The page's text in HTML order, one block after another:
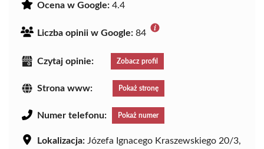
Ocena w Google: 4.4
Liczba opinii w Google: 84
Czytaj opinie: Zobacz profil
Strona www: Pokaż stronę
Numer telefonu: Pokaż numer
Lokalizacja: Józefa Ignacego Kraszewskiego 20/3,